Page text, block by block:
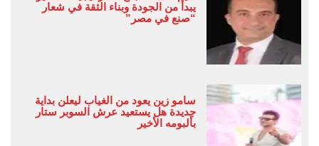
يبدأ من الجودة وبناء الثقة في شعار
“صنع في مصر”
سامو زين يعود من الغياب ليعلن بداية
جديدة هل يستعيد عرش السوبر ستار
بألبومه الأخير